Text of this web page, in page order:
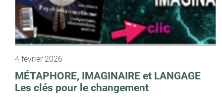
4 février 2026
MÉTAPHORE, IMAGINAIRE et LANGAGE
Les clés pour le changement